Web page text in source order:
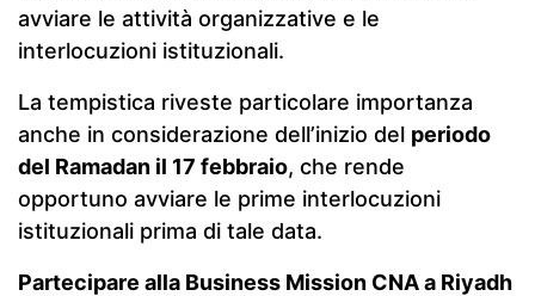
avviare le attività organizzative e le
interlocuzioni istituzionali.
La tempistica riveste particolare importanza
anche in considerazione dell’inizio del periodo
del Ramadan il 17 febbraio, che rende
opportuno avviare le prime interlocuzioni
istituzionali prima di tale data.
Partecipare alla Business Mission CNA a Riyadh